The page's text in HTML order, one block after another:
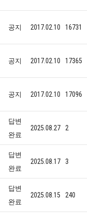
공지 2017.02.10 16731
공지 2017.02.10 17365
공지 2017.02.10 17096
답변
완료
2025.08.27 2
답변
완료
2025.08.17 3
답변
완료
2025.08.15 240